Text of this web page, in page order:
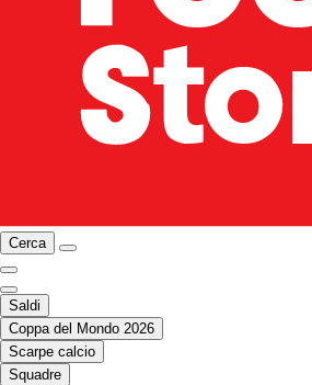
Cerca
Saldi
Coppa del Mondo 2026
Scarpe calcio
Squadre